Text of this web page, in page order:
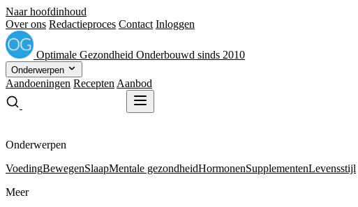
Naar hoofdinhoud
Over ons Redactieproces Contact Inloggen
Optimale Gezondheid Onderbouwd sinds 2010
Onderwerpen
Aandoeningen Recepten Aanbod
Onderwerpen
VoedingBewegenSlaapMentale gezondheidHormonenSupplementenLevensstijl
Meer